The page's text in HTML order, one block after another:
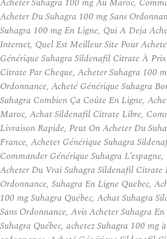
Acheter Du Suhagra 100 mg Sans
Suhagra 100 mg En Ligne, Qui A Deja
Internet, Quel Est Meilleur Site Pour
Générique Suhagra Sildenafil Citrate À
Citrate Par Cheque, Acheter Suhagra 100
Ordonnance, Acheté Générique Suhagra
Suhagra Combien Ça Coûte En Ligne,
Maroc, Achat Sildenafil Citrate Libre,
Livraison Rapide, Peut On Acheter Du
France, Acheter Générique Suhagra
Commander Générique Suhagra
Acheter Du Vrai Suhagra Sildenafil Citrate
Ordonnance, Suhagra En Ligne Quebec,
100 mg Suhagra Québec, Achat Suhagra
Sans Ordonnance, Avis Acheter Suhagra
Suhagra Québec, achetez Suhagra 100 mg